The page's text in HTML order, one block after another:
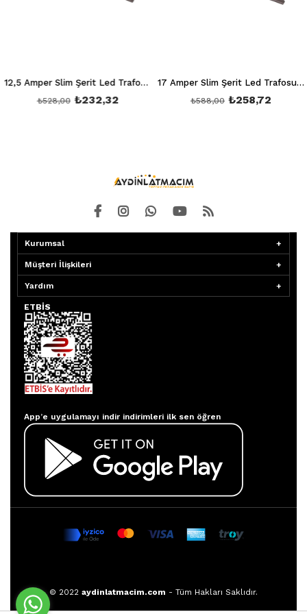
12,5 Amper Slim Şerit Led Trafosu 150W 12V 10M Sessiz Ct 2560
₺232,32
₺528,00
17 Amper Slim Şerit Led Trafosu 200W 12V 16M Sessizct 2561
₺258,72
₺588,00
Kurumsal
Müşteri İlişkileri
Yardım
ETBİS
App’e uygulamayı indir indirimleri ilk sen öğren
© 2022 aydinlatmacim.com - Tüm Hakları Saklıdır.